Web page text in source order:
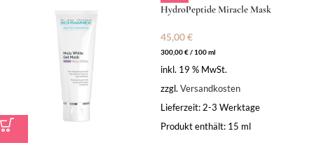
HydroPeptide Miracle Mask
45,00€
300,00€/ 100ml
inkl. 19 % MwSt.
zzgl. Versandkosten
Lieferzeit: 2-3 Werktage
Produkt enthält: 15 ml